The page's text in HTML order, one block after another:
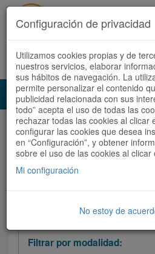
Acceder Registrate ahora
Audioruta Todas las rutas
Todas las rutas
Filtrar las rutas
Filtrar por modalidad:
Configuración de privacidad
Utilizamos cookies propias y de
nuestros servicios, elaborar
sus hábitos de navegación. La
permite personalizar el contenido
publicidad relacionada con sus
todo” acepta el uso de todas las
rechazar todas las cookies al clicar
configurar las cookies que desea
en “Configuración”, y obtener
sobre el uso de las cookies al clicar
Mi configuración
No estoy de